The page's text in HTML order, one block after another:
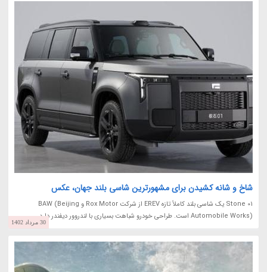
شاخ و شانه کشیدن برای مشهورترین شاسی بلند جهان، عکس
Stone 01 یک شاسی بلند کاملاً تازه EREV از شرکت Rox Motor و BAW (Beijing
Automobile Works) است. طراحی خودرو شباهت بسیاری با لندروور دیفندر دارد.
30 مرداد 1402